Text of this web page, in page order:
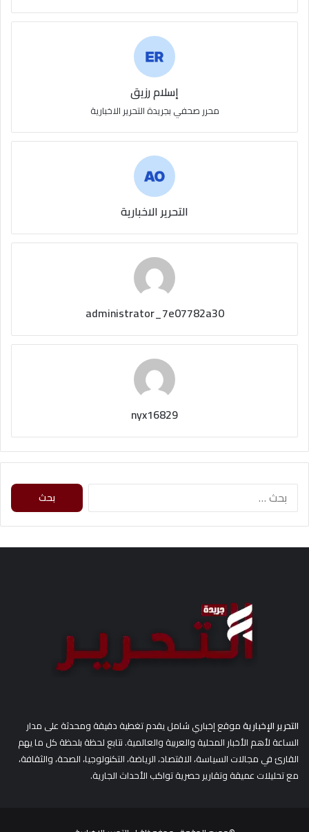
إسلام رزيق
محرر صحفي بجريدة التحرير الاخبارية
التحرير الاخبارية
administrator_7e07782a30
nyx16829
ث
التحرير الإخباريةموقع إخباري شامل يقدم تغطية دقيقة ومحدثة على مدار
الساعة لأهم الأخبار المحلية والعربية والعالمية. نتابع لحظة بلحظة كل ما يهم
القارئ في مجالات السياسة، الاقتصاد، الرياضة، التكنولوجيا، الصحة، والثقافة،
مع تحليلات عميقة وتقارير حصرية تواكب الأحداث الجارية.